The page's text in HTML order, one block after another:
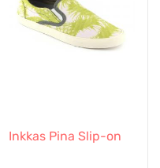
Inkkas Pina Slip-on